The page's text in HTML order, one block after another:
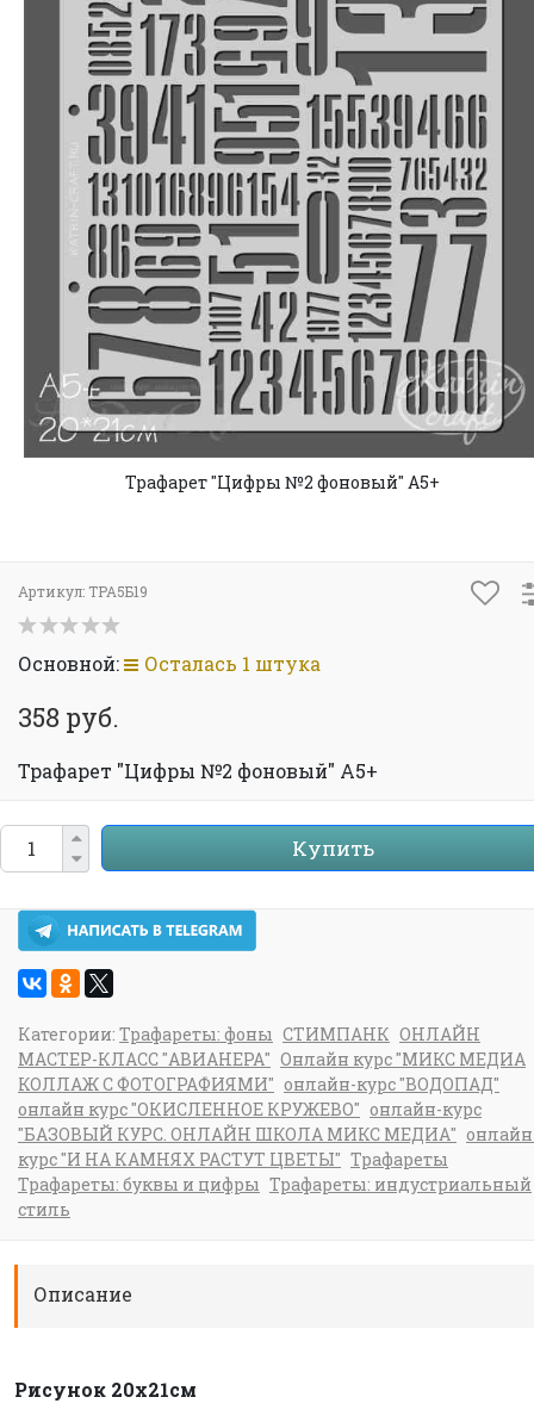
Трафарет "Цифры №2 фоновый" А5+
Артикул: ТРА5Б19
Основной: Осталась 1 штука
358 руб.
Трафарет "Цифры №2 фоновый" А5+
Купить
Категории: Трафареты: фоны СТИМПАНК ОНЛАЙН
МАСТЕР-КЛАСС "АВИАНЕРА" Онлайн курс "МИКС МЕДИА
КОЛЛАЖ С ФОТОГРАФИЯМИ" онлайн-курс "ВОДОПАД"
онлайн курс "ОКИСЛЕННОЕ КРУЖЕВО" онлайн-курс
"БАЗОВЫЙ КУРС. ОНЛАЙН ШКОЛА МИКС МЕДИА"
курс "И НА КАМНЯХ РАСТУТ ЦВЕТЫ" Трафареты
Трафареты: буквы и цифры Трафареты: индустриальный
стиль
Описание
Рисунок 20х21см